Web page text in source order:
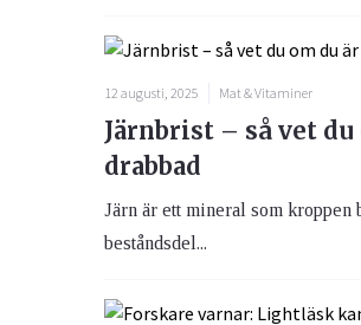
12 augusti, 2025 Mat & Vitaminer
Järnbrist – så vet du
drabbad
Järn är ett mineral som kroppen
beståndsdel...